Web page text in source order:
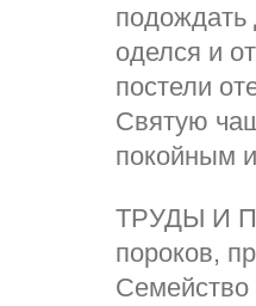
подождать
оделся и
постели
Святую
покойным
ТРУДЫ И
пороков,